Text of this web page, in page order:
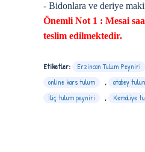
- Bidonlara ve deriye
Önemli Not 1 : Mesai
teslim edilmektedir.
Etiketler: Erzincan Tulum Peyniri
online kars tulum
, atabey
İliç tulum peyniri
, Kemaliye